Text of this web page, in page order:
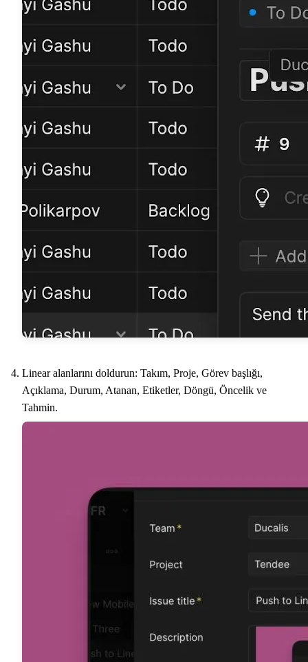
Linear alanlarını doldurun: Takım, Proje, Görev başlığı,
Açıklama, Durum, Atanan, Etiketler, Döngü, Öncelik ve
Tahmin.